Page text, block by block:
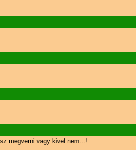
megverni vagy kivel nem...!